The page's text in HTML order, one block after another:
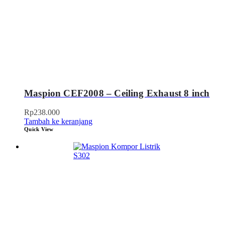
Maspion CEF2008 – Ceiling Exhaust 8 inch
Rp238.000
Tambah ke keranjang
Quick View